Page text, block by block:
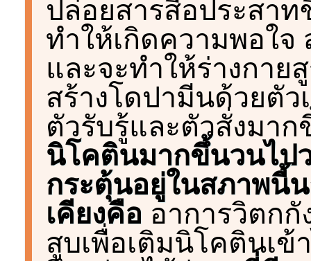
ปล่อยสารสื่อประสา
ทำให้เกิดความพอใ
และจะทำให้ร่างกาย
สร้างโดปามีนด้วยตัว
ตัวรับรู้และตัวสั่งมา
นิโคตินมากขึ้นวนไป
กระตุ้นอยู่ในสภาพนี้
เคียงคือ อาการวิตกกั
สูบเพื่อเติมนิโคตินเ